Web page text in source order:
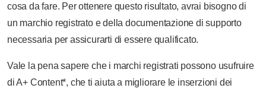
cosa da fare. Per ottenere questo risultato, avrai bisogno di
un marchio registrato e della documentazione di supporto
necessaria per assicurarti di essere qualificato.
Vale la pena sapere che i marchi registrati possono usufruire
di A+ Content*, che ti aiuta a migliorare le inserzioni dei